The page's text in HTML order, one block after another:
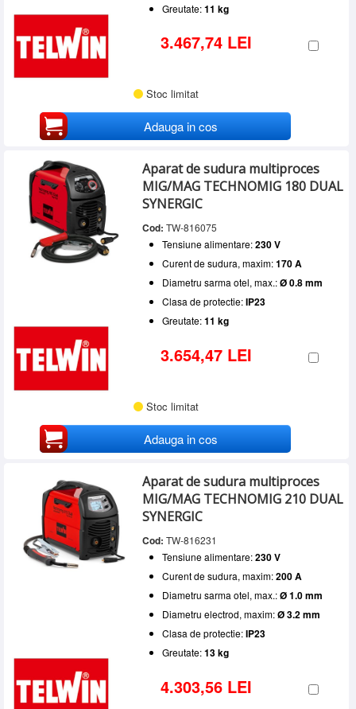
Greutate:11 kg
3.467,74 LEI
Stoc limitat
Adauga in cos
Aparat de sudura multiproces
MIG/MAG TECHNOMIG 180 DUAL
SYNERGIC
Cod: TW-816075
Tensiune alimentare:230 V
Curent de sudura, maxim:170 A
Diametru sarma otel, max.:Ø 0.8 mm
Clasa de protectie:IP23
Greutate:11 kg
3.654,47 LEI
Stoc limitat
Adauga in cos
Aparat de sudura multiproces
MIG/MAG TECHNOMIG 210 DUAL
SYNERGIC
Cod: TW-816231
Tensiune alimentare:230 V
Curent de sudura, maxim:200 A
Diametru sarma otel, max.:Ø 1.0 mm
Diametru electrod, maxim:Ø 3.2 mm
Clasa de protectie:IP23
Greutate:13 kg
4.303,56 LEI